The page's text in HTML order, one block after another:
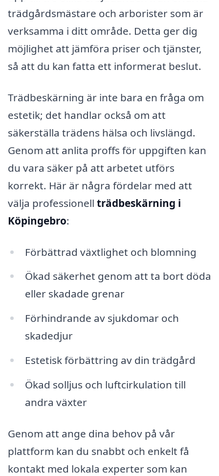
trädgårdsmästare och arborister som är
verksamma i ditt område. Detta ger dig
möjlighet att jämföra priser och tjänster,
så att du kan fatta ett informerat beslut.
Trädbeskärning är inte bara en fråga om
estetik; det handlar också om att
säkerställa trädens hälsa och livslängd.
Genom att anlita proffs för uppgiften kan
du vara säker på att arbetet utförs
korrekt. Här är några fördelar med att
välja professionell trädbeskärning i
Köpingebro:
Förbättrad växtlighet och blomning
Ökad säkerhet genom att ta bort döda
eller skadade grenar
Förhindrande av sjukdomar och
skadedjur
Estetisk förbättring av din trädgård
Ökad solljus och luftcirkulation till
andra växter
Genom att ange dina behov på vår
plattform kan du snabbt och enkelt få
kontakt med lokala experter som kan